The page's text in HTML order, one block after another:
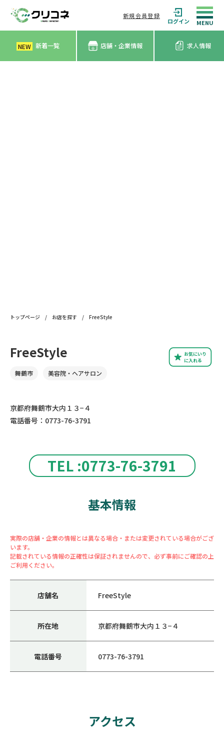
新規会員登録
ログイン
NEW 新着一覧 店舗・企業情報 求人情報
トップページ / お店を探す / FreeStyle
TEL :0773-76-3791
お気にいり
に入れる
FreeStyle
舞鶴市 美容院・ヘアサロン
京都府舞鶴市大内１３−４
電話番号：0773-76-3791
基本情報
実際の店舗・企業の情報とは異なる場合・または変更されている場合がござ
います。
記載されている情報の正確性は保証されませんので、必ず事前にご確認の上
ご利用ください。
店舗名 FreeStyle
所在地 京都府舞鶴市大内１３−４
電話番号 0773-76-3791
アクセス